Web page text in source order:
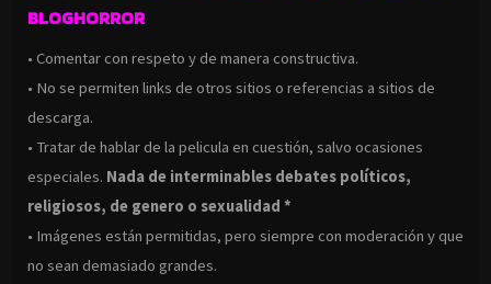
BLOGHORROR
• Comentar con respeto y de manera constructiva.
• No se permiten links de otros sitios o referencias a sitios de
descarga.
• Tratar de hablar de la pelicula en cuestión, salvo ocasiones
especiales. Nada de interminables debates políticos,
religiosos, de genero o sexualidad *
• Imágenes están permitidas, pero siempre con moderación y que
no sean demasiado grandes.